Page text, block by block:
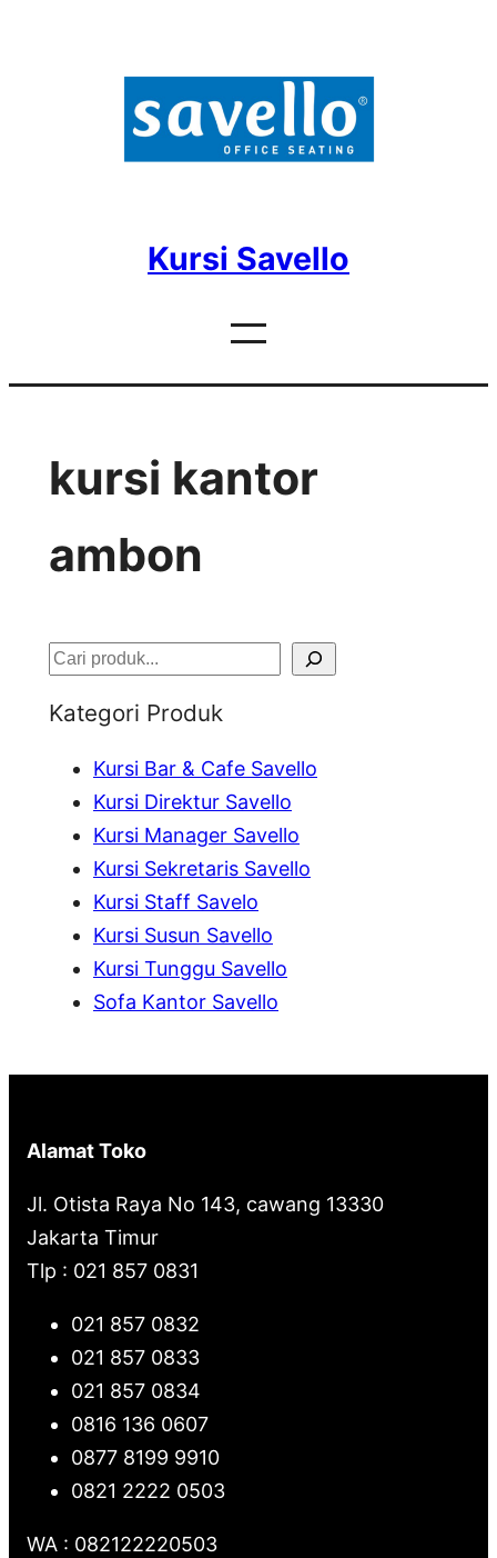
Kursi Savello
kursi kantor
ambon
S
Kategori Produk
Kursi Bar & Cafe Savello
Kursi Direktur Savello
Kursi Manager Savello
Kursi Sekretaris Savello
Kursi Staff Savelo
Kursi Susun Savello
Kursi Tunggu Savello
Sofa Kantor Savello
Alamat Toko
Jl. Otista Raya No 143, cawang 13330
Jakarta Timur
Tlp : 021 857 0831
021 857 0832
021 857 0833
021 857 0834
0816 136 0607
0877 8199 9910
0821 2222 0503
WA : 082122220503